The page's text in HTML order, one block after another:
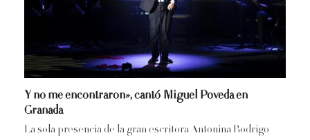
Y no me encontraron», cantó Miguel Poveda en
Granada
La sola presencia de la gran escritora Antonina Rodrigo